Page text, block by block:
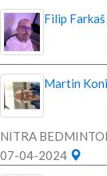
Filip Farkaš
Martin
NITRA
07-04-2024